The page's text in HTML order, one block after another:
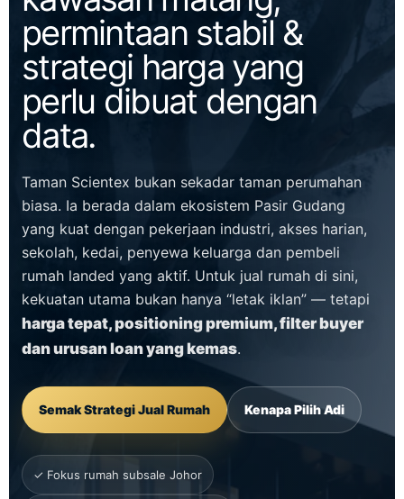
permintaan stabil &
strategi harga yang
perlu dibuat dengan
data.
Taman Scientex bukan sekadar taman perumahan
biasa. Ia berada dalam ekosistem Pasir Gudang
yang kuat dengan pekerjaan industri, akses harian,
sekolah, kedai, penyewa keluarga dan pembeli
rumah landed yang aktif. Untuk jual rumah di sini,
kekuatan utama bukan hanya “letak iklan” — tetapi
harga tepat, positioning premium, filter buyer
dan urusan loan yang kemas.
Semak Strategi Jual Rumah Kenapa Pilih Adi
✓ Fokus rumah subsale Johor